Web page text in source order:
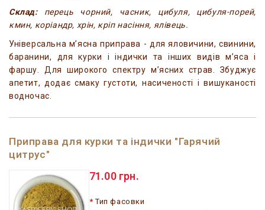
Склад:перець чорний, часник, цибуля, цибуля-порей,
кмин, коріандр, хрін, кріп насіння, ялівець.
Універсальна м’ясна приправа - для яловичини, свинини,
баранини, для курки і індички та інших видів м’яса і
фаршу. Для широкого спектру м’ясних страв. Збуджує
апетит, додає смаку густоти, насиченості і вишуканості
водночас.
Приправа для курки та індички "Гарячий
цитрус"
71.00 грн.
Тип фасовки